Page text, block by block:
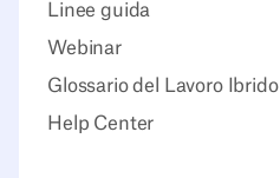
Linee guida
Webinar
Glossario del Lavoro Ibrido
Help Center